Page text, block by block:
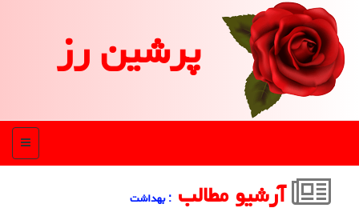
پرشین رز
منو
آرشیو مطالب : بهداشت